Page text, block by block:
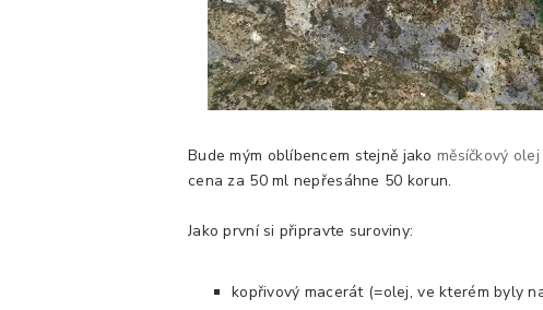
Bude mým oblíbencem stejně jako měsíčkový
cena za 50 ml nepřesáhne 50 korun.
Jako první si připravte suroviny:
kopřivový macerát (=olej, ve kterém byly